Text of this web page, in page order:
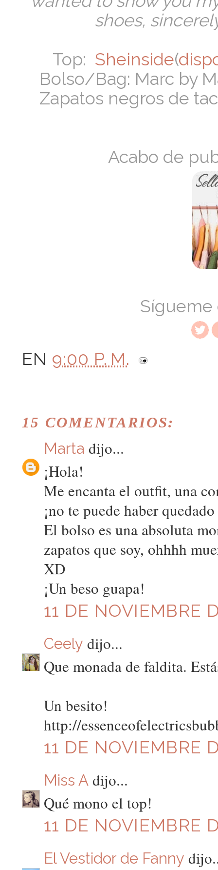
shoes,
Top: Sheinside(
Bolso/Bag: Marc by
Zapatos negros de
Acabo de
EN 9:00 P. M.
15 COMENTARIOS:
Marta dijo...
¡Hola!
Me encanta el outfit, una
¡no te puede haber
El bolso es una absoluta
zapatos que soy, ohhhh
XD
¡Un beso guapa!
11 DE NOVIEMBRE
Ceely dijo...
Que monada de faldita.
Un besito!
http://
11 DE NOVIEMBRE
Miss Adijo...
Qué mono el top!
11 DE NOVIEMBRE
El Vestidor de Fanny